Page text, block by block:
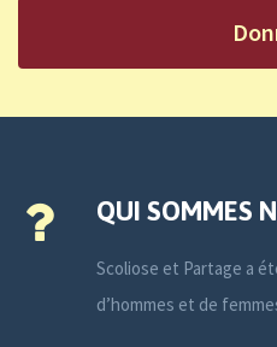
QUI SOMMES
Scoliose et Partage a
d’hommes et de